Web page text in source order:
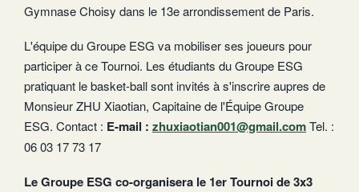
Gymnase Choisy dans le 13e arrondissement de Paris.
L'équipe du Groupe ESG va mobiliser ses joueurs pour
participer à ce Tournoi. Les étudiants du Groupe ESG
pratiquant le basket-ball sont invités à s'inscrire aupres de
Monsieur ZHU Xiaotian, Capitaine de l'Équipe Groupe
ESG. Contact : E-mail : zhuxiaotian001@gmail.comTel. :
06 03 17 73 17
Le Groupe ESG co-organisera le 1er Tournoi de 3x3